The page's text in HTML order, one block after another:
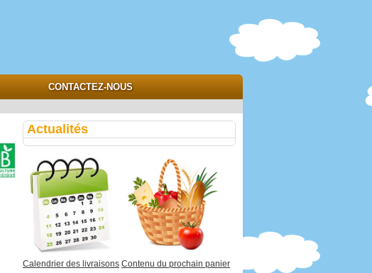
CONTACTEZ-NOUS
Actualités
Calendrier des livraisons Contenu du prochain panier